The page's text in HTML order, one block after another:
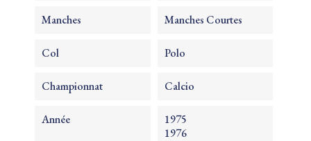
Manches Manches Courtes
Col Polo
Championnat Calcio
Année
1975
1976